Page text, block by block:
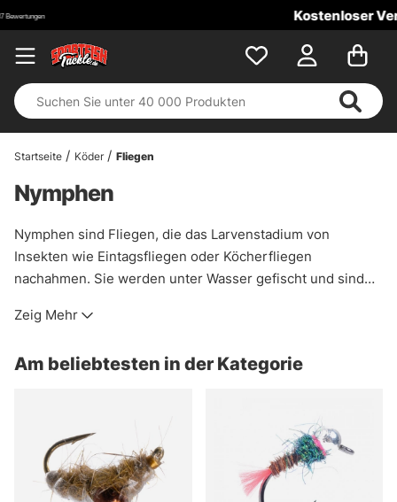
Kostenloser Versand ab 100 €!
Startseite Köder Fliegen
Nymphen
Nymphen sind Fliegen, die das Larvenstadium von
Insekten wie Eintagsfliegen oder Köcherfliegen
nachahmen. Sie werden unter Wasser gefischt und sind
sind in verschiedenen Größen und Farben erhältlich, um
die Aufmerksamkeit der Fische zu erregen. Sie sind
Möglichkeit, gezielt auf Fischarten in tieferem Wasser zu
angeln.
Zeig Mehr
Am beliebtesten in der Kategorie